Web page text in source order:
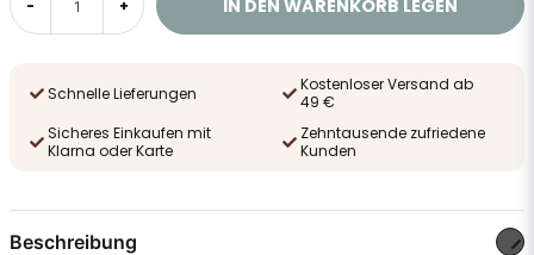
- + IN DEN WARENKORB LEGEN
Schnelle Lieferungen
Kostenloser Versand ab
49 €
Sicheres Einkaufen mit
Klarna oder Karte
Zehntausende zufriedene
Kunden
Beschreibung